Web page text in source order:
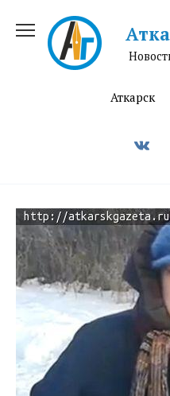
содержанию
Аткарск